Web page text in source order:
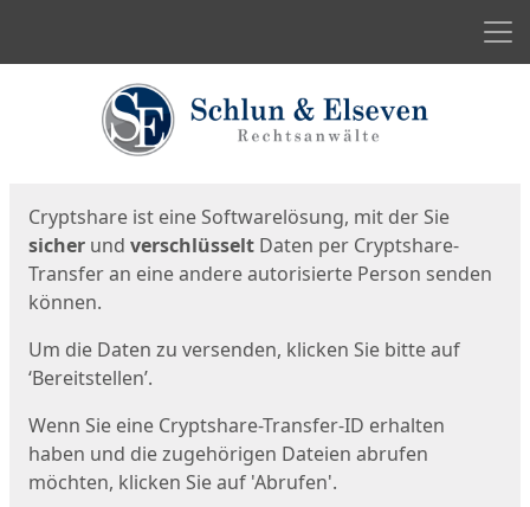
Cryptshare ist eine Softwarelösung, mit der Sie
sicher und verschlüsselt Daten per Cryptshare-
Transfer an eine andere autorisierte Person senden
können.
Um die Daten zu versenden, klicken Sie bitte auf
‘Bereitstellen’.
Wenn Sie eine Cryptshare-Transfer-ID erhalten
haben und die zugehörigen Dateien abrufen
möchten, klicken Sie auf 'Abrufen'.